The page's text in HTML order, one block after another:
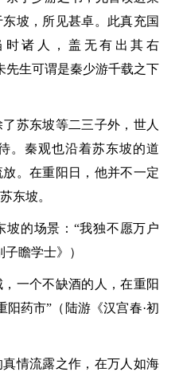
坡，所见甚卓。此真充国
诸人，盖无有出其右
先生可谓是秦少游千载之下
东坡等二三子外，世人
。秦观也沿着苏东坡的道
。在重阳日，他并不一定
东坡。
的场景： “我独不愿万户
子瞻学士》）
一个不缺酒的人，在重阳
阳药市” （陆游《汉宫春·初
情流露之作，在万人如海